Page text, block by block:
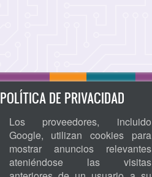
POLÍTICA DE PRIVACIDAD
Los proveedores, incluido
Google, utilizan cookies para
mostrar anuncios relevantes
ateniéndose las visitas